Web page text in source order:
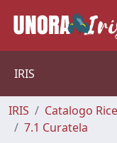
IRIS
IRIS Catalogo
7.1 Curatela